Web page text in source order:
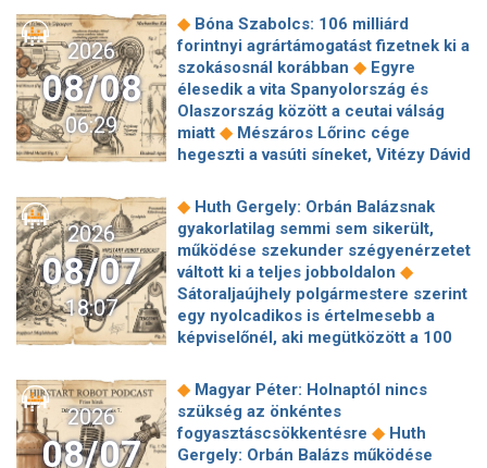
2026
08/08
06:29
◆ Bóna Szabolcs: 106 milliárd
forintnyi agrártámogatást fizetnek ki a
szokásosnál korábban ◆ Egyre
élesedik a vita Spanyolország és
Olaszország között a ceutai válság
miatt ◆ Mészáros Lőrinc cége
hegeszti a vasúti síneket, Vitézy Dávid
tesz a Bosnyák téri irodakomplexum
beruházója, ha az állam felmondja a
szerződésüket
Megérkezett
Magyar Péter bejelentése: így költik
el a 6 ezer milliárd forintnyi uniós
◆ Megbénult az ivóvíztárolók
töltése Ózdon – de máshol is komoly
nehézségek adódtak
éjszaka is könnyebb lesz hazajutni
Megszólal Filep Dávid, Magyar Péter
feljelentője: "Ez valóban büntetőügy!"
◆Megszólalt a szomjazó gólyát itató
2026
08/07
18:07
◆ Huth Gergely: Orbán Balázsnak
gyakorlatilag semmi sem sikerült,
működése szekunder szégyenérzetet
váltott ki a teljes jobboldalon ◆
Sátoraljaújhely polgármestere szerint
egy nyolcadikos is értelmesebb a
képviselőnél, aki megütközött a 100
hírszerzés szerint Putyin pár éven
belül megtámadhat egy NATO-
tagállamot
Vitézy Dávid
elmagyarázta, miért Mészárosék
2026
08/07
◆ Magyar Péter: Holnaptól nincs
szükség az önkéntes
fogyasztáscsökkentésre ◆ Huth
Gergely: Orbán Balázs működése